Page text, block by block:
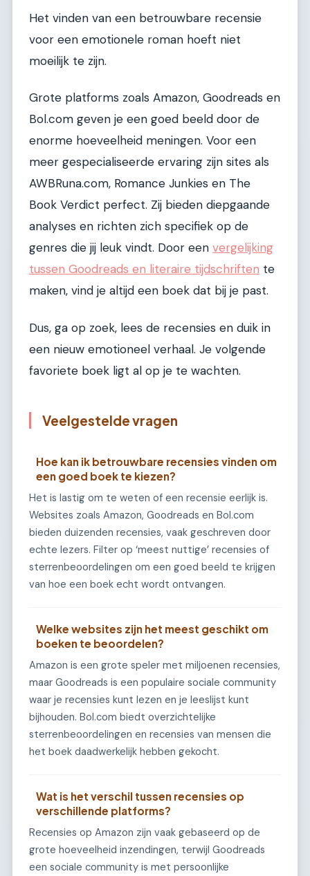
Het vinden van een betrouwbare recensie
voor een emotionele roman hoeft niet
moeilijk te zijn.
Grote platforms zoals Amazon, Goodreads en
Bol.com geven je een goed beeld door de
enorme hoeveelheid meningen. Voor een
meer gespecialiseerde ervaring zijn sites als
AWBRuna.com, Romance Junkies en The
Book Verdict perfect. Zij bieden diepgaande
analyses en richten zich specifiek op de
genres die jij leuk vindt. Door een vergelijking
tussen Goodreads en literaire tijdschriften te
maken, vind je altijd een boek dat bij je past.
Dus, ga op zoek, lees de recensies en duik in
een nieuw emotioneel verhaal. Je volgende
favoriete boek ligt al op je te wachten.
Veelgestelde vragen
Hoe kan ik betrouwbare recensies vinden om
een goed boek te kiezen?
Het is lastig om te weten of een recensie eerlijk is.
Websites zoals Amazon, Goodreads en Bol.com
bieden duizenden recensies, vaak geschreven door
echte lezers. Filter op ‘meest nuttige’ recensies of
sterrenbeoordelingen om een goed beeld te krijgen
van hoe een boek echt wordt ontvangen.
Welke websites zijn het meest geschikt om
boeken te beoordelen?
Amazon is een grote speler met miljoenen recensies,
maar Goodreads is een populaire sociale community
waar je recensies kunt lezen en je leeslijst kunt
bijhouden. Bol.com biedt overzichtelijke
sterrenbeoordelingen en recensies van mensen die
het boek daadwerkelijk hebben gekocht.
Wat is het verschil tussen recensies op
verschillende platforms?
Recensies op Amazon zijn vaak gebaseerd op de
grote hoeveelheid inzendingen, terwijl Goodreads
een sociale community is met persoonlijke